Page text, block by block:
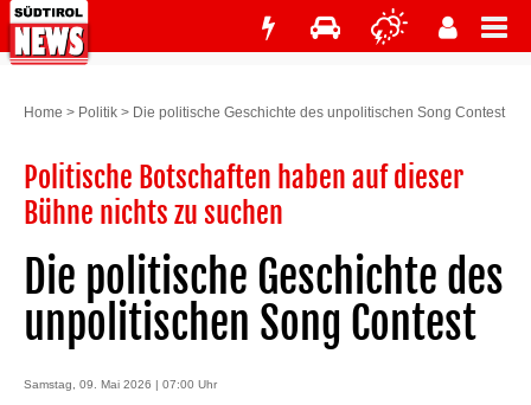
Home > Politik > Die politische Geschichte des unpolitischen Song Contest
Politische Botschaften haben auf dieser
Bühne nichts zu suchen
Die politische Geschichte des
unpolitischen Song Contest
Samstag, 09. Mai 2026 | 07:00 Uhr